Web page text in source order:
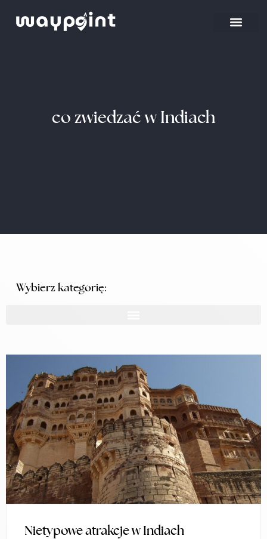
co zwiedzać w Indiach
Wybierz kategorię:
Nietypowe atrakcje w Indiach